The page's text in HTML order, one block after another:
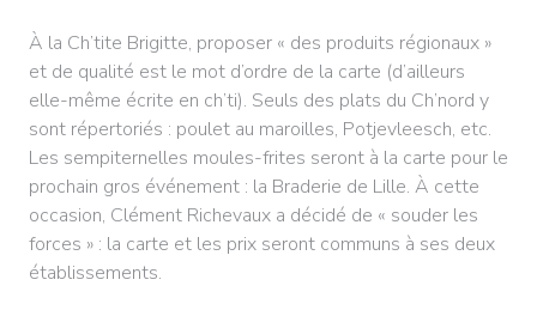
À la Ch’tite Brigitte, proposer « des produits régionaux »
et de qualité est le mot d’ordre de la carte (d’ailleurs
elle-même écrite en ch’ti). Seuls des plats du Ch’nord y
sont répertoriés : poulet au maroilles, Potjevleesch, etc.
Les sempiternelles moules-frites seront à la carte pour le
prochain gros événement : la Braderie de Lille. À cette
occasion, Clément Richevaux a décidé de « souder les
forces » : la carte et les prix seront communs à ses deux
établissements.